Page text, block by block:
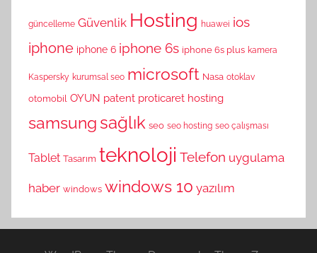
güncelleme Güvenlik Hosting huawei ios
iphone iphone 6 iphone 6s iphone 6s plus kamera
Kaspersky kurumsal seo microsoft Nasa otoklav
otomobil OYUN patent proticaret hosting
samsung sağlık seo seo hosting seo çalışması
Tablet Tasarım teknoloji Telefon uygulama
haber windows windows 10 yazılım